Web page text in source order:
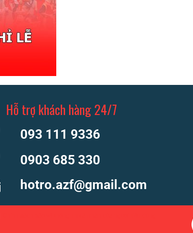
Hỗ trợ khách hàng 24/7
093 111 9336
0903 685 330
hotro.azf@gmail.com